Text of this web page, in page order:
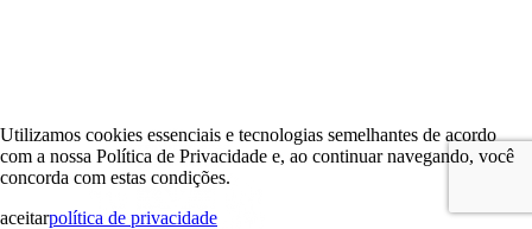
Utilizamos cookies essenciais e tecnologias semelhantes de acordo
com a nossa Política de Privacidade e, ao continuar navegando, você
concorda com estas condições.
aceitarpolítica de privacidade